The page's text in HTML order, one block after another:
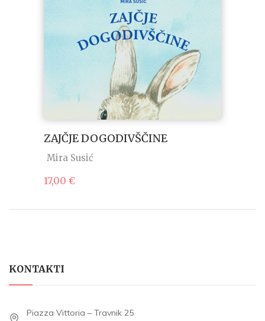
ZAJČJE DOGODIVŠČINE
Mira Susić
17,00 €
KONTAKTI
Piazza Vittoria – Travnik 25